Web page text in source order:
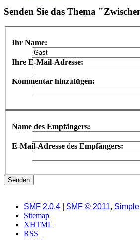
Senden Sie das Thema
Ihr Name:
Ihre E-Mail-Adresse:
Kommentar hinzufügen:
Name des Empfängers:
E-Mail-Adresse des Empfängers:
SMF 2.0.4 SMF © 2011,
Sitemap
XHTML
RSS